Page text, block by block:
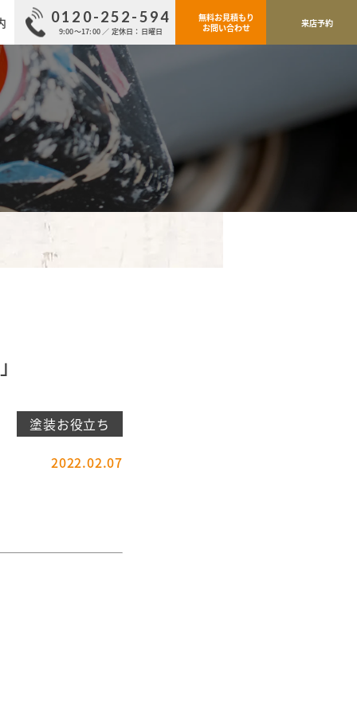
0120-252-594
9:00～17:00 ／ 定休日：日曜日
無料お見積もり
お問い合わせ
来店予約
塗装お役立ち
2022.02.07